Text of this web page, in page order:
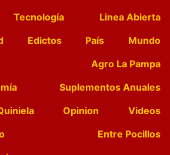
Tecnología
Linea Abierta
Edictos País
Mundo
Agro La Pampa
Suplementos Anuales
Opinion
Videos
Entre Pocillos